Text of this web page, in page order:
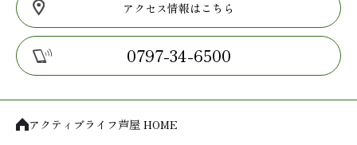
アクセス情報はこちら
0797-34-6500
アクティブライフ芦屋 HOME